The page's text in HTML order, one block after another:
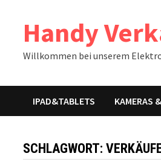
Inhalt
springenHandy
Willkommen bei unserem
IPAD&TABLETS KAMERAS
SCHLAGWORT: